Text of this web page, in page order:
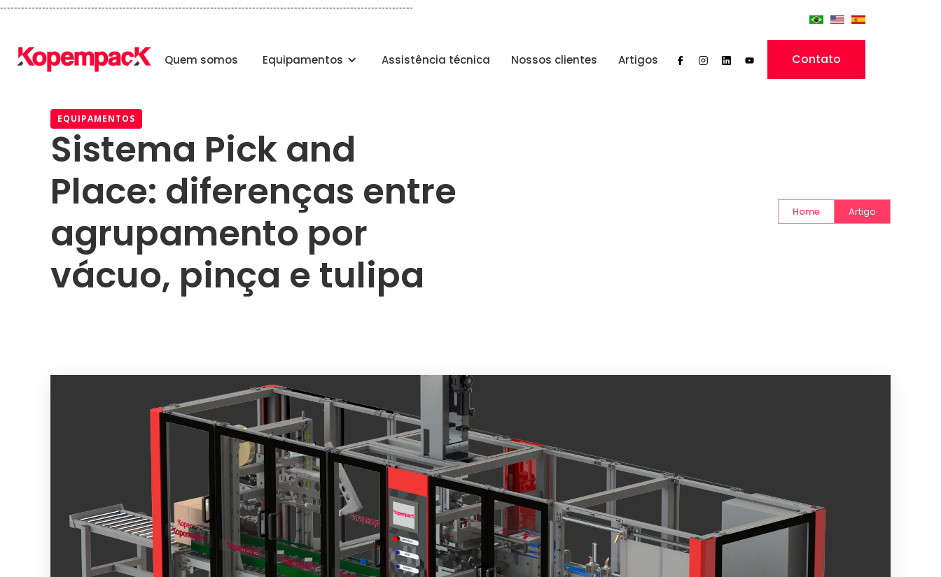
----------------------------------------------------------------------------------------------------------------------
Quem somos Equipamentos Assistência técnica Nossos clientes Artigos Contato
EQUIPAMENTOS
Sistema Pick and
Place: diferenças entre
agrupamento por
vácuo, pinça e tulipa
Home Artigo